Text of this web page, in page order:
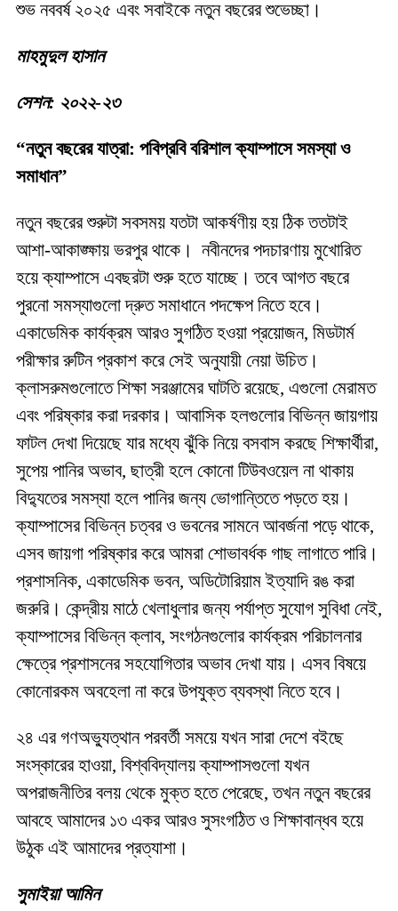
শুভ নববর্ষ ২০২৫ এবং সবাইকে নতুন বছরের শুভেচ্ছা।
মাহমুদুল হাসান
সেশন: ২০২২-২৩
“নতুন বছরের যাত্রা: পবিপ্রবি বরিশাল ক্যাম্পাসে সমস্যা ও
সমাধান”
নতুন বছরের শুরুটা সবসময় যতটা আকর্ষণীয় হয় ঠিক ততটাই
আশা-আকাঙ্ক্ষায় ভরপুর থাকে। নবীনদের পদচারণায় মুখোরিত
হয়ে ক্যাম্পাসে এবছরটা শুরু হতে যাচ্ছে। তবে আগত বছরে
পুরনো সমস্যাগুলো দ্রুত সমাধানে পদক্ষেপ নিতে হবে।
একাডেমিক কার্যক্রম আরও সুগঠিত হওয়া প্রয়োজন, মিডটার্ম
পরীক্ষার রুটিন প্রকাশ করে সেই অনুযায়ী নেয়া উচিত।
ক্লাসরুমগুলোতে শিক্ষা সরঞ্জামের ঘাটতি রয়েছে, এগুলো মেরামত
এবং পরিষ্কার করা দরকার। আবাসিক হলগুলোর বিভিন্ন জায়গায়
ফাটল দেখা দিয়েছে যার মধ্যে ঝুঁকি নিয়ে বসবাস করছে শিক্ষার্থীরা,
সুপেয় পানির অভাব, ছাত্রী হলে কোনো টিউবওয়েল না থাকায়
বিদ্যুতের সমস্যা হলে পানির জন্য ভোগান্তিতে পড়তে হয়।
ক্যাম্পাসের বিভিন্ন চত্বর ও ভবনের সামনে আবর্জনা পড়ে থাকে,
এসব জায়গা পরিষ্কার করে আমরা শোভাবর্ধক গাছ লাগাতে পারি।
প্রশাসনিক, একাডেমিক ভবন, অডিটোরিয়াম ইত্যাদি রঙ করা
জরুরি। কেন্দ্রীয় মাঠে খেলাধুলার জন্য পর্যাপ্ত সুযোগ সুবিধা নেই,
ক্যাম্পাসের বিভিন্ন ক্লাব, সংগঠনগুলোর কার্যক্রম পরিচালনার
ক্ষেত্রে প্রশাসনের সহযোগিতার অভাব দেখা যায়। এসব বিষয়ে
কোনোরকম অবহেলা না করে উপযুক্ত ব্যবস্থা নিতে হবে।
২৪ এর গণঅভ্যুত্থান পরবর্তী সময়ে যখন সারা দেশে বইছে
সংস্কারের হাওয়া, বিশ্ববিদ্যালয় ক্যাম্পাসগুলো যখন
অপরাজনীতির বলয় থেকে মুক্ত হতে পেরেছে, তখন নতুন বছরের
আবহে আমাদের ১৩ একর আরও সুসংগঠিত ও শিক্ষাবান্ধব হয়ে
উঠুক এই আমাদের প্রত্যাশা।
সুমাইয়া আমিন